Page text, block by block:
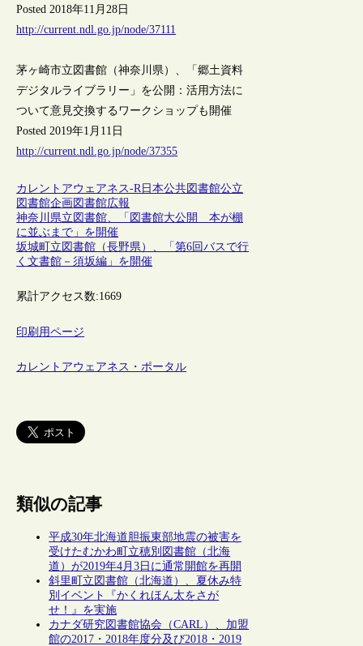
Posted 2018年11月28日
http://current.ndl.go.jp/node/37111
茅ヶ崎市立図書館（神奈川県）、「郷土資料
デジタルライブラリー」を公開：活用方法に
ついて意見交換するワークショップも開催
Posted 2019年1月11日
http://current.ndl.go.jp/node/37355
カレントアウェアネス-R日本公共図書館公立
図書館企画 図書館広報
神奈川県立図書館、「図書館大公開 本が棚
に並ぶまで」を開催
坂城町立図書館（長野県）、「第6回バスで行
く文書館－須坂編」を開催
累計アクセス数:1669
印刷用ページ
カレントアウェアネス・ポータル
類似の記事
平成30年北海道胆振東部地震の被害を
受けたむかわ町立穂別図書館（北海
道）が2019年4月3日に通常開館を再開
斜里町立図書館（北海道）、夏休み特
別イベント『かくれほん太をさが
せ！』を実施
カナダ研究図書館協会（CARL）、加盟
館の2017・2018年度分及び2018・2019